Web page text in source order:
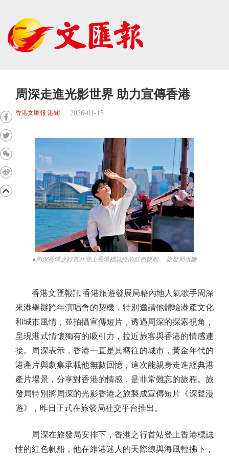
周深走進光影世界 助力宣傳香港
香港文匯報 港聞 2026-01-15
●周深香港之行首站登上香港標誌性的紅色帆船。 旅發局供圖
香港文匯報訊 香港旅遊發展局藉內地人氣歌手周深
來港舉辦跨年演唱會的契機，特別邀請他體驗港產文化
和城市風情，並拍攝宣傳短片，透過周深的探索視角，
呈現港式情懷獨有的吸引力，拉近旅客與香港的情感連
接。周深表示，香港一直是其嚮往的城市，黃金年代的
港產片與劇集承載他無數回憶，這次能親身走進經典港
產片場景，分享對香港的情感，是非常難忘的旅程。旅
發局特別將周深的光影香港之旅製成宣傳短片《深聲漫
遊》，昨日正式在旅發局社交平台推出。
周深在旅發局安排下，香港之行首站登上香港標誌
性的紅色帆船，他在維港迷人的天際線與海風輕拂下，